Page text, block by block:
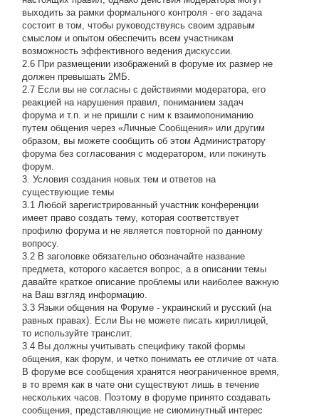
выходить за рамки формального контроля - его задача
состоит в том, чтобы руководствуясь своим здравым
смыслом и опытом обеспечить всем участникам
возможность эффективного ведения дискуссии.
2.6 При размещении изображений в форуме их размер не
должен превышать 2МБ.
2.7 Если вы не согласны с действиями модератора, его
реакцией на нарушения правил, пониманием задач
форума и т.п. и не пришли с ним к взаимопониманию
путем общения через «Личные Сообщения» или другим
образом, вы можете сообщить об этом Администратору
форума без согласования с модератором, или покинуть
форум.
3. Условия создания новых тем и ответов на
существующие темы
3.1 Любой зарегистрированный участник конференции
имеет право создать тему, которая соответствует
профилю форума и не является повторной по данному
вопросу.
3.2 В заголовке обязательно обозначайте название
предмета, которого касается вопрос, а в описании темы
давайте краткое описание проблемы или наиболее важную
на Ваш взгляд информацию.
3.3 Языки общения на Форуме - украинский и русский (на
равных правах). Если Вы не можете писать кириллицей,
то используйте транслит.
3.4 Вы должны учитывать специфику такой формы
общения, как форум, и четко понимать ее отличие от чата.
В форуме все сообщения хранятся неограниченное время,
в то время как в чате они существуют лишь в течение
нескольких часов. Поэтому в форуме принято создавать
сообщения, представляющие не сиюминутный интерес